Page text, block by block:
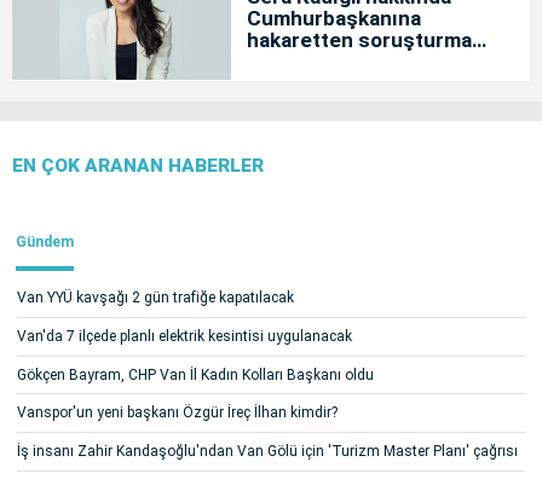
Cumhurbaşkanına
hakaretten soruşturma
EN ÇOK ARANAN HABERLER
Gündem
Van YYÜ kavşağı 2 gün trafiğe kapatılacak
Van'da 7 ilçede planlı elektrik kesintisi uygulanacak
Gökçen Bayram, CHP Van İl Kadın Kolları Başkanı oldu
Vanspor'un yeni başkanı Özgür İreç İlhan kimdir?
İş insanı Zahir Kandaşoğlu'ndan Van Gölü için 'Turizm Master Planı' çağrısı